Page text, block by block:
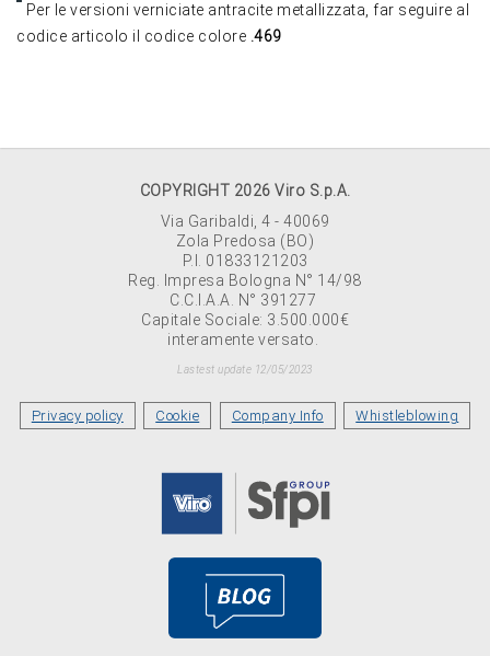
Per le versioni verniciate antracite metallizzata, far seguire al
codice articolo il codice colore .469
COPYRIGHT 2026 Viro S.p.A.
Via Garibaldi, 4 - 40069
Zola Predosa (BO)
P.I. 01833121203
Reg. Impresa Bologna N° 14/98
C.C.I.A.A. N° 391277
Capitale Sociale: 3.500.000€
interamente versato.
Lastest update 12/05/2023
Privacy policy Cookie Company Info Whistleblowing